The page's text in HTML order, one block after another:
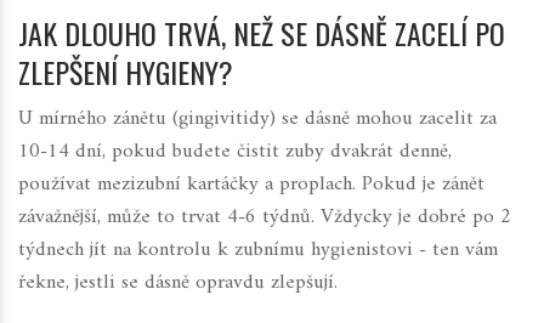
JAK DLOUHO TRVÁ, NEŽ SE DÁSNĚ ZACELÍ PO
ZLEPŠENÍ HYGIENY?
U mírného zánětu (gingivitidy) se dásně mohou zacelit za
10-14 dní, pokud budete čistit zuby dvakrát denně,
používat mezizubní kartáčky a proplach. Pokud je zánět
závažnější, může to trvat 4-6 týdnů. Vždycky je dobré po 2
týdnech jít na kontrolu k zubnímu hygienistovi - ten vám
řekne, jestli se dásně opravdu zlepšují.